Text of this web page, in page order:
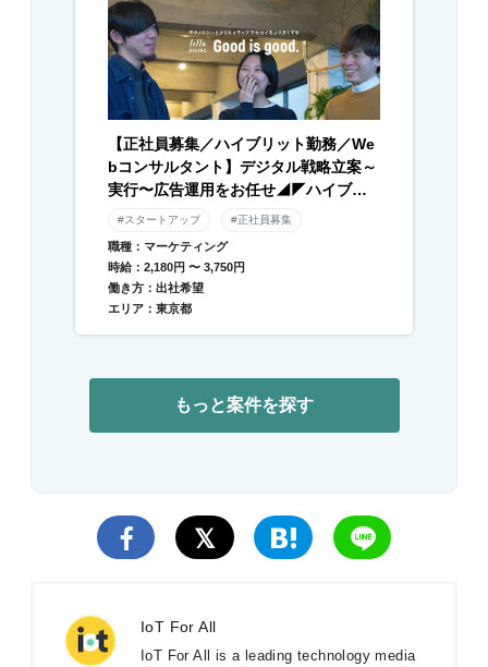
【正社員募集／ハイブリット勤務／We
bコンサルタント】デジタル戦略立案～
実行〜広告運用をお任せ◢◤ハイブリ
ッド勤務×残業月平均10時間以下◢◤伴
運営／急成長中DXベンチャー
#スタートアップ #正社員募集
職種：マーケティング
時給：2,180円 〜 3,750円
働き方：出社希望
エリア：東京都
もっと案件を探す
IoT For All
IoT For All is a leading technology media